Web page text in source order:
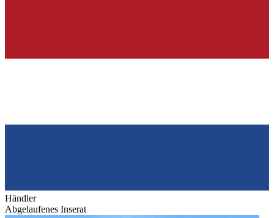
Händler
Abgelaufenes Inserat